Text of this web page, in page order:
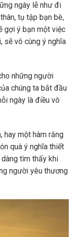
ngày lễ như đi
tụ tập bạn bè,
gợi ý bạn một việc
sẽ vô cùng ý nghĩa
những người
chúng ta bắt đầu
ngày là điều vô
hay một hàm răng
quà ý nghĩa thiết
tìm thấy khi
người yêu thương